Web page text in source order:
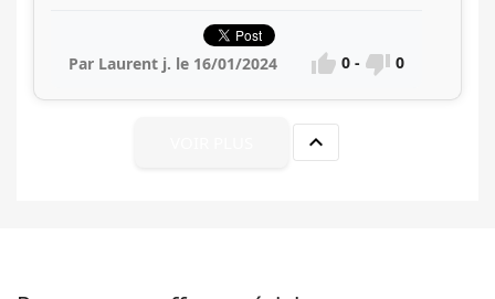
Par Laurent j. le 16/01/2024  0 -  0
